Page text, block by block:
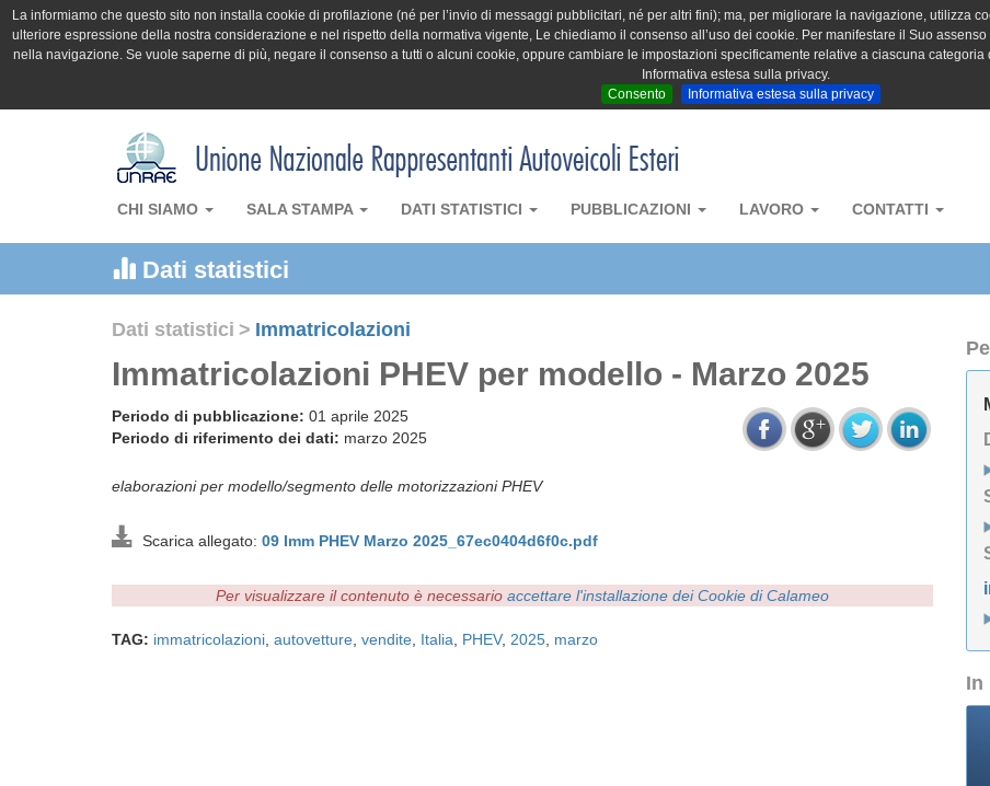
La informiamo che questo sito non installa cookie di profilazione (né per l’invio di messaggi pubblicitari, né per altri fini); ma, per migliorare la navigazione, utilizza
ulteriore espressione della nostra considerazione e nel rispetto della normativa vigente, Le chiediamo il consenso all’uso dei cookie. Per manifestare il Suo
nella navigazione. Se vuole saperne di più, negare il consenso a tutti o alcuni cookie, oppure cambiare le impostazioni specificamente relative a ciascuna
Informativa estesa sulla privacy.
Consento
Informativa estesa sulla privacy
CHI SIAMO SALA STAMPA DATI STATISTICI PUBBLICAZIONI LAVORO CONTATTI
Dati statistici
Dati statistici > Immatricolazioni
Immatricolazioni PHEV per modello - Marzo 2025
Periodo di pubblicazione: 01 aprile 2025
Periodo di riferimento dei dati: marzo 2025
elaborazioni per modello/segmento delle motorizzazioni PHEV
Scarica allegato: 09 Imm PHEV Marzo 2025_67ec0404d6f0c.pdf
Per visualizzare il contenuto è necessario accettare l'installazione dei Cookie di Calameo
TAG: immatricolazioni autovetture vendite Italia PHEV, 2025 marzo
In